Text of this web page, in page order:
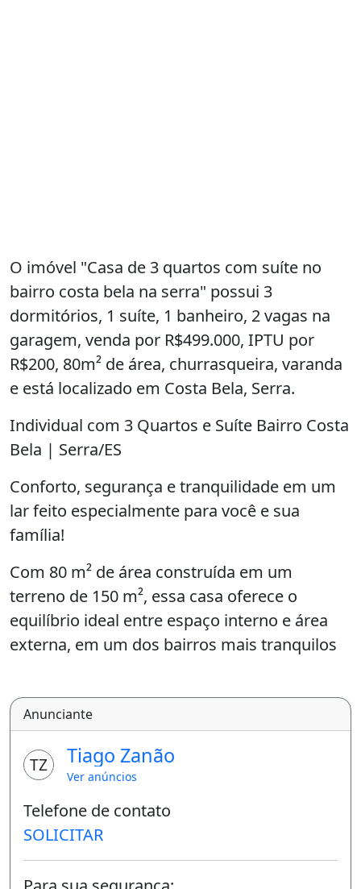
O imóvel "Casa de 3 quartos com suíte no
bairro costa bela na serra" possui 3
dormitórios, 1 suíte, 1 banheiro, 2 vagas na
garagem, venda por R$499.000, IPTU por
R$200, 80m² de área, churrasqueira, varanda
e está localizado em Costa Bela, Serra.
Individual com 3 Quartos e Suíte Bairro Costa
Bela | Serra/ES
Conforto, segurança e tranquilidade em um
lar feito especialmente para você e sua
família!
Com 80 m² de área construída em um
terreno de 150 m², essa casa oferece o
equilíbrio ideal entre espaço interno e área
externa, em um dos bairros mais tranquilos
Destaques do imóvel:
3 quartos, sendo 1 suíte
Cozinha americana integrada ao living
Quintal amplo ideal para criar sua área de
2 vagas de garagem
Anunciante
TZ Tiago Zanão
Ver anúncios
Telefone de contato
SOLICITAR